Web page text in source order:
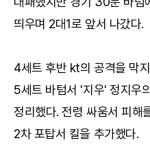
띄우며 2대1로 앞서 나갔다.
4세트 후반 kt의 공격을 막
5세트 바텀서 '지우' 정지우
정리했다. 전령 싸움서 피해
2차 포탑서 킬을 추가했다.